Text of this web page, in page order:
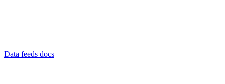
Data feeds docs